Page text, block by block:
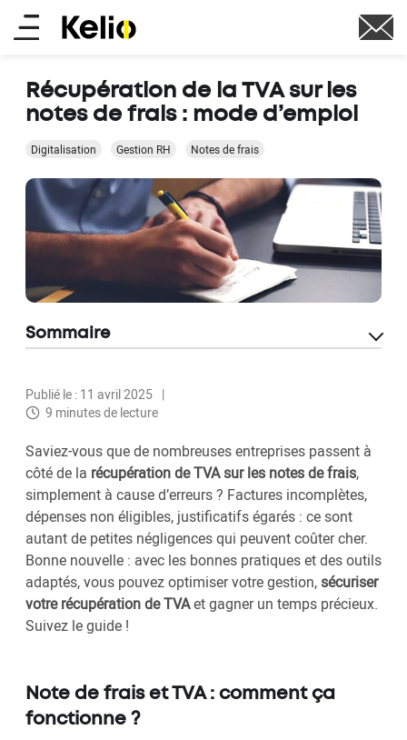
Aller
au
principal
Main
Récupération de la TVA sur les
notes de frais : mode d’emploi
Digitalisation Gestion RH Notes de frais
Publié le : 11 avril 2025
9 minutes de lecture
Saviez-vous que de nombreuses entreprises passent à
côté de la récupération de TVA sur les notes de frais,
simplement à cause d’erreurs ? Factures incomplètes,
dépenses non éligibles, justificatifs égarés : ce sont
autant de petites négligences qui peuvent coûter cher.
Bonne nouvelle : avec les bonnes pratiques et des outils
adaptés, vous pouvez optimiser votre gestion, sécuriser
votre récupération de TVAet gagner un temps précieux.
Suivez le guide !
Note de frais et TVA : comment ça
fonctionne ?
Sommaire